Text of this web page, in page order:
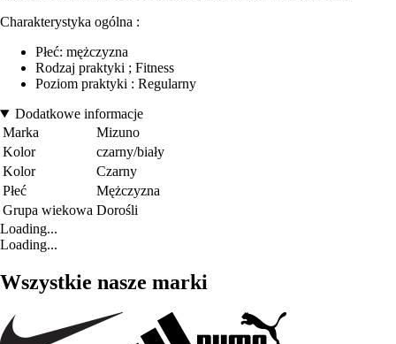
Charakterystyka ogólna :
Płeć: mężczyzna
Rodzaj praktyki ; Fitness
Poziom praktyki : Regularny
Dodatkowe informacje
Marka
Mizuno
Kolor
czarny/biały
Kolor
Czarny
Płeć
Mężczyzna
Grupa wiekowa Dorośli
Loading...
Loading...
Wszystkie nasze marki